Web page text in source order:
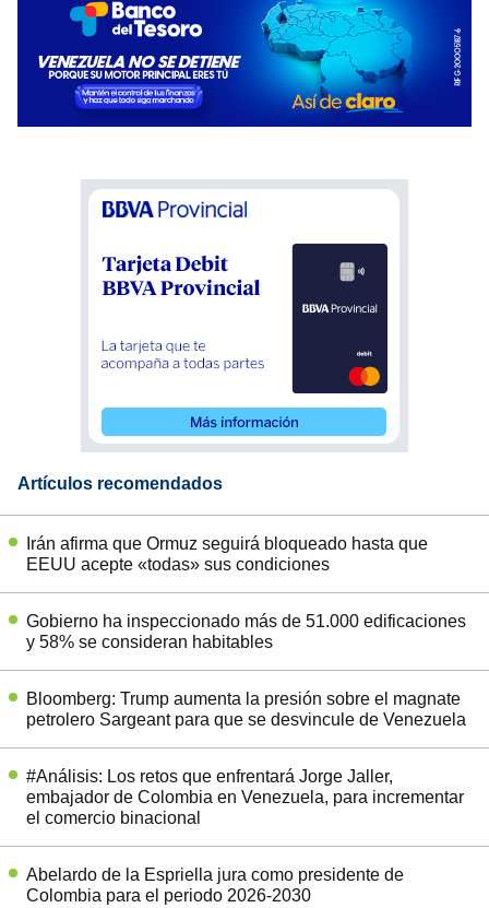
Artículos recomendados
Irán afirma que Ormuz seguirá bloqueado hasta que
EEUU acepte «todas» sus condiciones
Gobierno ha inspeccionado más de 51.000 edificaciones
y 58% se consideran habitables
Bloomberg: Trump aumenta la presión sobre el magnate
petrolero Sargeant para que se desvincule de Venezuela
#Análisis: Los retos que enfrentará Jorge Jaller,
embajador de Colombia en Venezuela, para incrementar
el comercio binacional
Abelardo de la Espriella jura como presidente de
Colombia para el periodo 2026-2030